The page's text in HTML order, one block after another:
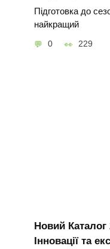
Підготовка до
найкращий
0 229
Новий Каталог
Інновації та